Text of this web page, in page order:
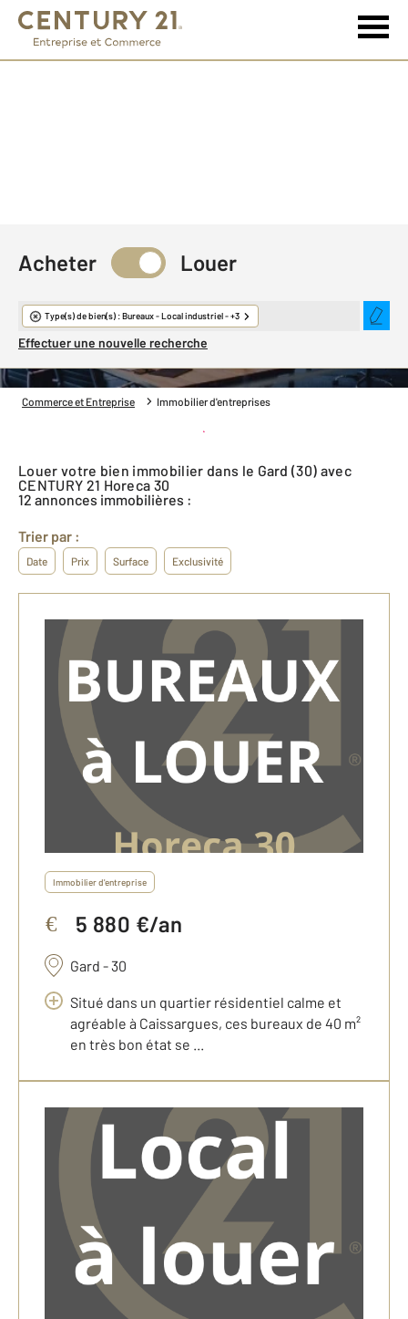
Immobilier d'entreprise
Acheter Louer
Type(s) de bien(s) : Bureaux - Local industriel - +3
Effectuer une nouvelle recherche
Commerce et Entreprise Immobilier d'entreprises
Créer une alerte
Louer votre bien immobilier dans le Gard (30) avec
CENTURY 21 Horeca 30
12 annonces immobilières :
Trier par :
Date Prix Surface Exclusivité
Immobilier d'entreprise
€ 5 880 €/an
Gard - 30
Situé dans un quartier résidentiel calme et
agréable à Caissargues, ces bureaux de 40 m²
en très bon état se ...